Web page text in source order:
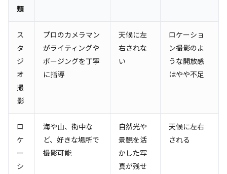
類
ス
タ
ジ
オ
撮
影
プロのカメラマン
がライティングや
ポージングを丁寧
に指導
天候に左
右されな
い
ロケーショ
ン撮影のよ
うな開放感
はやや不足
ロ
ケ
ー
シ
海や山、街中な
ど、好きな場所で
撮影可能
自然光や
景観を活
かした写
真が残せ
天候に左右
される